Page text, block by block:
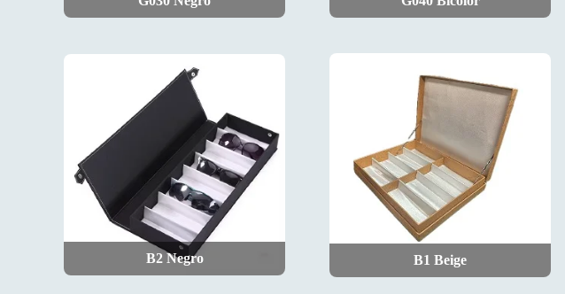
B2 Negro B1 Beige